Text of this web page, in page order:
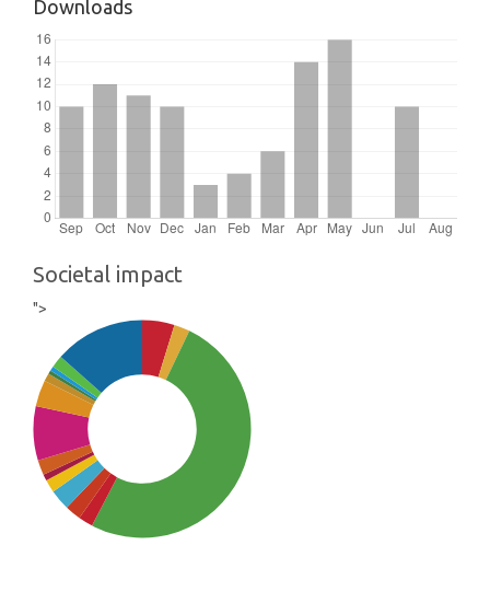
Downloads
Societal impact
">